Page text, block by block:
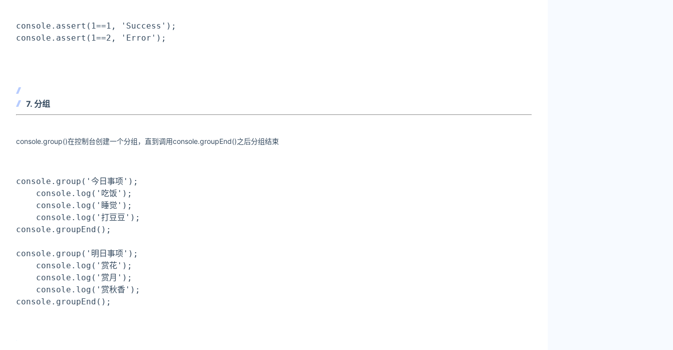
console.assert(1==1, 'Success' );
console.assert(1==2,
'Error' );
7. 分组
console.group()在控制台创建一个分组，直到调用console.groupEnd()之后分组结束
console.group( '今日事项' );
console.log( '吃饭' );
console.log( '睡觉' );
console.log( '打豆豆' );
console.groupEnd();
console.group( '明日事项' );
console.log( '赏花' );
console.log( '赏月' );
console.log( '赏秋香' );
console.groupEnd();